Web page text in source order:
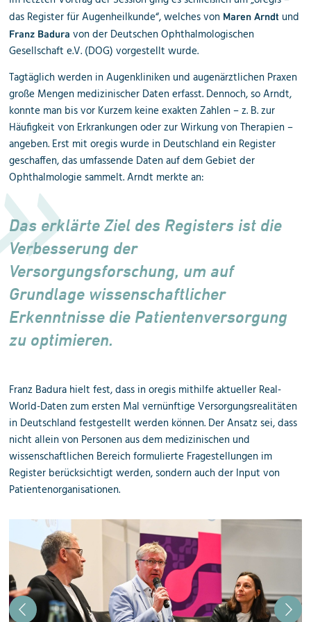
das Register für Augenheilkunde“, welches von Maren Arndt und
Franz Badura von der Deutschen Ophthalmologischen
Gesellschaft e.V. (DOG) vorgestellt wurde.
Tagtäglich werden in Augenkliniken und augenärztlichen Praxen
große Mengen medizinischer Daten erfasst. Dennoch, so Arndt,
konnte man bis vor Kurzem keine exakten Zahlen – z. B. zur
Häufigkeit von Erkrankungen oder zur Wirkung von Therapien –
angeben. Erst mit oregis wurde in Deutschland ein Register
geschaffen, das umfassende Daten auf dem Gebiet der
Ophthalmologie sammelt. Arndt merkte an:
Das erklärte Ziel des Registers ist die
Verbesserung der
Versorgungsforschung, um auf
Grundlage wissenschaftlicher
Erkenntnisse die Patienten­versorgung
zu optimieren.
Franz Badura hielt fest, dass in oregis mithilfe aktueller Real-
World-Daten zum ersten Mal vernünftige Versorgungsrealitäten
in Deutschland festgestellt werden können. Der Ansatz sei, dass
nicht allein von Personen aus dem medizinischen und
wissenschaftlichen Bereich formulierte Fragestellungen im
Register berücksichtigt werden, sondern auch der Input von
Patientenorganisationen.